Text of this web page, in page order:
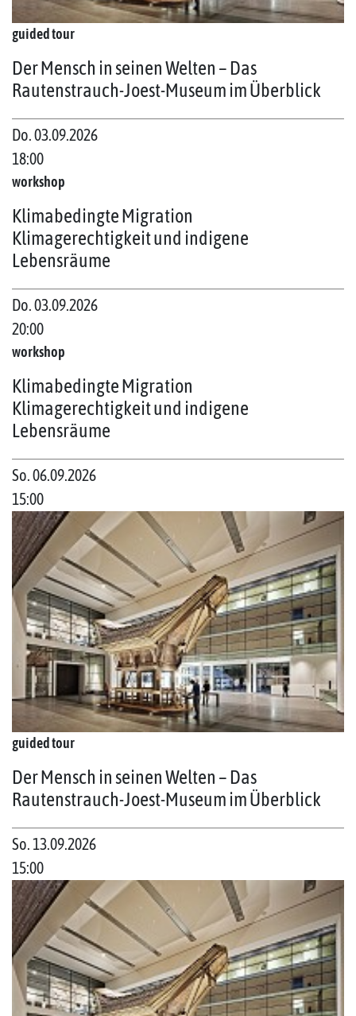
guided tour
Der Mensch in seinen Welten – Das
Rautenstrauch-Joest-Museum im Überblick
Do. 03.09.2026
18:00
workshop
Klimabedingte Migration
Klimagerechtigkeit und indigene
Lebensräume
Do. 03.09.2026
20:00
workshop
Klimabedingte Migration
Klimagerechtigkeit und indigene
Lebensräume
So. 06.09.2026
15:00
guided tour
Der Mensch in seinen Welten – Das
Rautenstrauch-Joest-Museum im Überblick
So. 13.09.2026
15:00